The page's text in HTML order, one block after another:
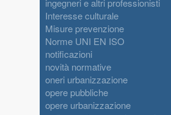
ingegneri e altri professionisti
Interesse culturale
Misure prevenzione
Norme UNI EN ISO
notificazioni
novità normative
oneri urbanizzazione
opere pubbliche
opere urbanizzazione